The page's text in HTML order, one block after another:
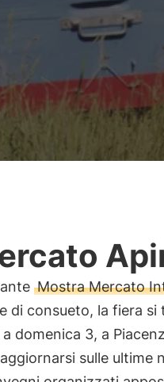
Mostra Mercato
di consueto, la fiera
domenica 3, a
sulle ultime